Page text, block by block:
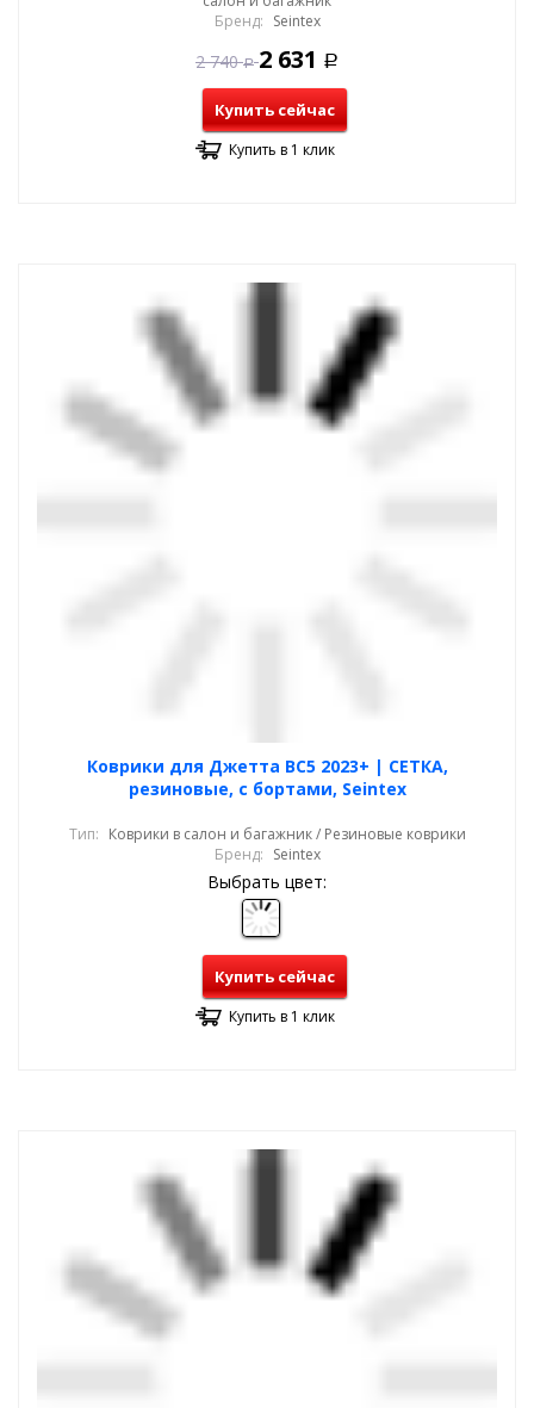
Бренд: Seintex
2 740 Р 2 631 Р
Купить сейчас
Купить в 1 клик
Коврики для Джетта ВС5 2023+ | СЕТКА,
резиновые, с бортами, Seintex
Тип: Коврики в салон и багажник / Резиновые коврики
Бренд: Seintex
Выбрать цвет:
Купить сейчас
Купить в 1 клик